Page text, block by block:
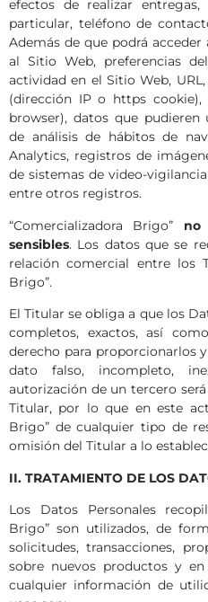
efectos de realizar
particular, teléfono de
Además de que podrá
al Sitio Web, preferencias
actividad en el Sitio Web,
(dirección IP o https cookie),
browser), datos que
de análisis de hábitos de
Analytics, registros de
de sistemas de video-vigilancia
entre otros registros.
“Comercializadora Brigo” no
sensibles. Los datos que se
relación comercial entre los
Brigo”.
El Titular se obliga a que los
completos, exactos, así
derecho para proporcionarlos
dato falso, incompleto,
autorización de un tercero
Titular, por lo que en este
Brigo” de cualquier tipo de
omisión del Titular a lo
II. TRATAMIENTO DE LOS
Los Datos Personales
Brigo” son utilizados, de
solicitudes, transacciones,
sobre nuevos productos y
cualquier información de